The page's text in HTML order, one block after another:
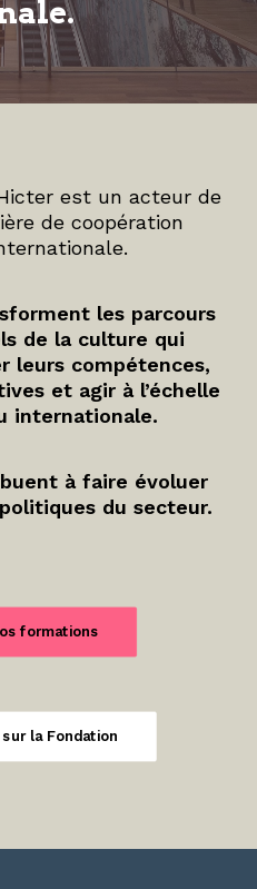
est un acteur de
de coopération
les parcours
de la culture qui
leurs compétences,
et agir à l’échelle
internationale.
à faire évoluer
du secteur.
formations
la Fondation